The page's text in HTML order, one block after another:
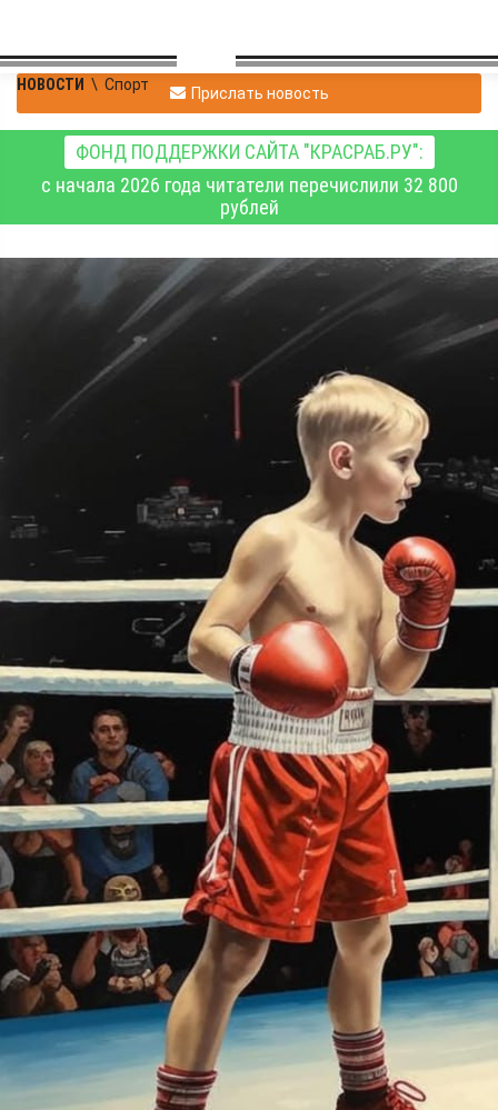
НОВОСТИ \ Спорт Прислать новость
ФОНД ПОДДЕРЖКИ САЙТА "КРАСРАБ.РУ":
с начала 2026 года читатели перечислили 32 800
рублей
Красноярская
спортивная афиша
выходных дней - 29 и
30 марта
Спорт
28.03.2025 12:197056
29 МАРТА (СУББОТА)
13.00. «Платинум арена» (Красноярск). ХОККЕЙ. Чемпионат
Красноярского края.
Полуфинал. СФУ - «Ачинск». Третий матч, решающий! В
первом «студенты» выиграли в Красноярске уверенно, как и
подобает действующим чемпионам, - 9.5. Однако ачинцы на
своей площадке сподобились на реванш - 6.3. Кто же
прорвётся в финал?
15.00. Футбол-арена «Енисей» (Красноярск). ФУТБОЛ.
Чемпионат России, женщины.
«Енисей» и «Рязань-ВДВ» на старте чемпионата дружно
забуксовали - по три поражения. У соперниц даже разница
мячей одинаковая - 1.7. И вот очная встреча. Будет ли
победитель, или команды распишут ничью?
16.30. Спортшкола имени Дмитрия Кудрина (Зеленогорск).
БОКС. Краевые соревнования.
Завершается боксёрский юношеский турнир памяти